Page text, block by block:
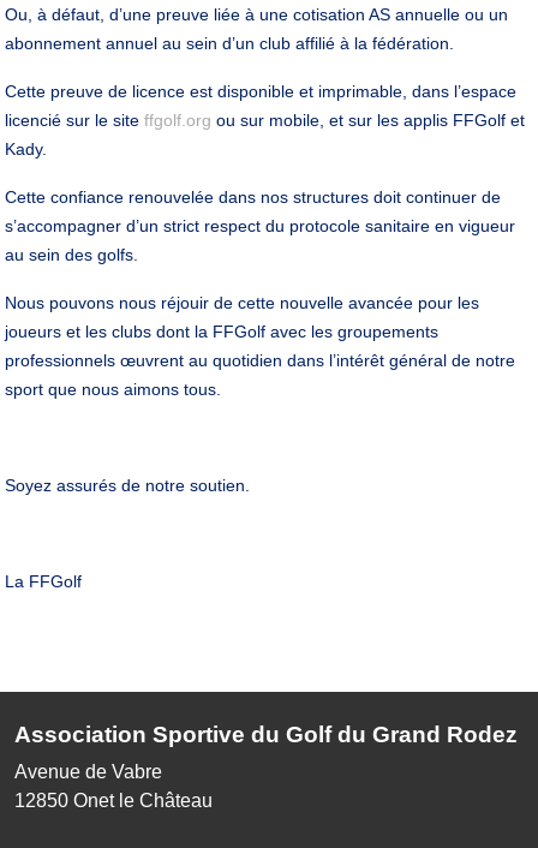
Ou, à défaut, d’une preuve liée à une cotisation AS annuelle ou un
abonnement annuel au sein d’un club affilié à la fédération.
Cette preuve de licence est disponible et imprimable, dans l’espace
licencié sur le site ffgolf.org ou sur mobile, et sur les applis FFGolf et
Kady.
Cette confiance renouvelée dans nos structures doit continuer de
s’accompagner d’un strict respect du protocole sanitaire en vigueur
au sein des golfs.
Nous pouvons nous réjouir de cette nouvelle avancée pour les
joueurs et les clubs dont la FFGolf avec les groupements
professionnels œuvrent au quotidien dans l’intérêt général de notre
sport que nous aimons tous.
Soyez assurés de notre soutien.
La FFGolf
Association Sportive du Golf du Grand Rodez
Avenue de Vabre
12850 Onet le Château